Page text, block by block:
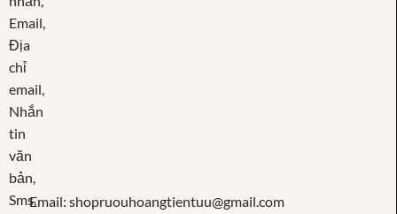
Email: shopruouhoangtientuu@gmail.com